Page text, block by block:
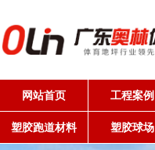
网站首页 工程案例
塑胶跑道材料 塑胶球场